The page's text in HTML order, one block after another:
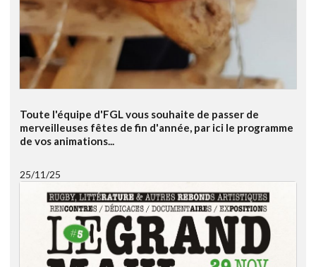
Toute l'équipe d'FGL vous souhaite de passer de
merveilleuses fêtes de fin d'année, par ici le programme
de vos animations...
25/11/25